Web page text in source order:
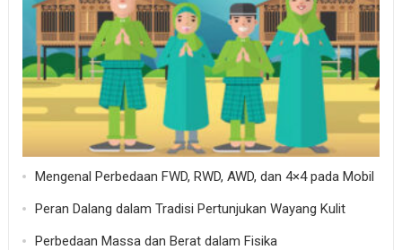
Mengenal Perbedaan FWD, RWD, AWD, dan 4×4 pada Mobil
Peran Dalang dalam Tradisi Pertunjukan Wayang Kulit
Perbedaan Massa dan Berat dalam Fisika